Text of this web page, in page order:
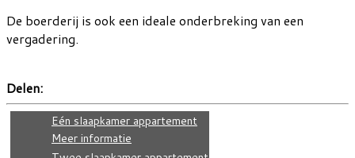
De boerderij is ook een ideale onderbreking van een
vergadering.
Delen:
Eén slaapkamer appartement
Meer informatie